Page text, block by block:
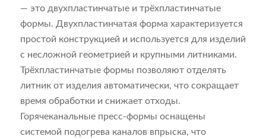
— это двухпластинчатые и трёхпластинчатые
формы. Двухпластинчатая форма характеризуется
простой конструкцией и используется для изделий
с несложной геометрией и крупными литниками.
Трёхпластинчатые формы позволяют отделять
литник от изделия автоматически, что сокращает
время обработки и снижает отходы.
Горячеканальные пресс-формы оснащены
системой подогрева каналов впрыска, что